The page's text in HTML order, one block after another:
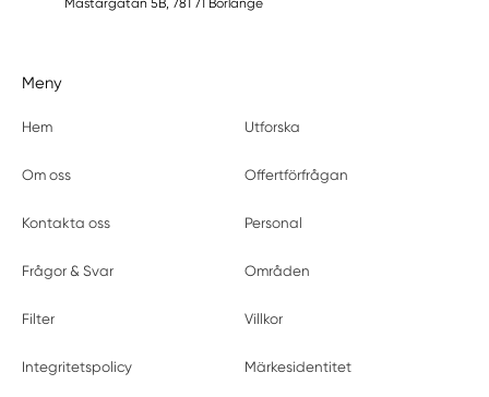
Mästargatan 5B, 781 71 Borlänge
Meny
Hem Utforska
Om oss Offertförfrågan
Kontakta oss Personal
Frågor & Svar Områden
Filter Villkor
Integritetspolicy Märkesidentitet